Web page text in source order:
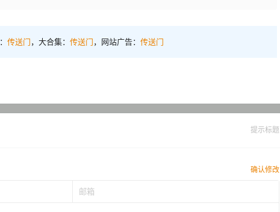
传送门，大合集： 传送门，网站广告： 传送门
提示标题
确认修改